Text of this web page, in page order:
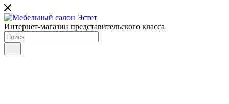
Интернет-магазин представительского класса